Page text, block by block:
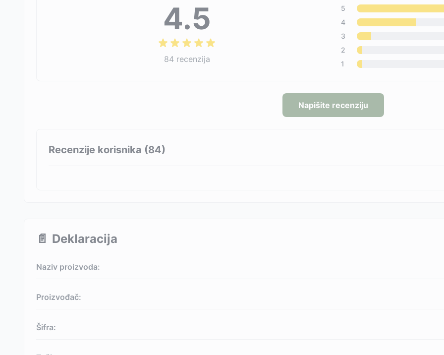
4.5
84 recenzija
5
4
3
2
1
Napišite recenziju
Recenzije korisnika (84)
📄 Deklaracija
Naziv proizvoda:
Proizvođač:
Šifra: